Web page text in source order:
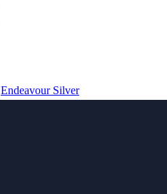
Endeavour Silver